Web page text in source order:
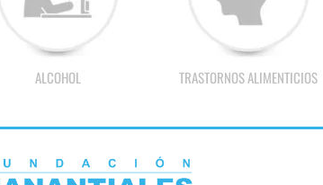
ALIMENTICIOS LUDOPATÍA